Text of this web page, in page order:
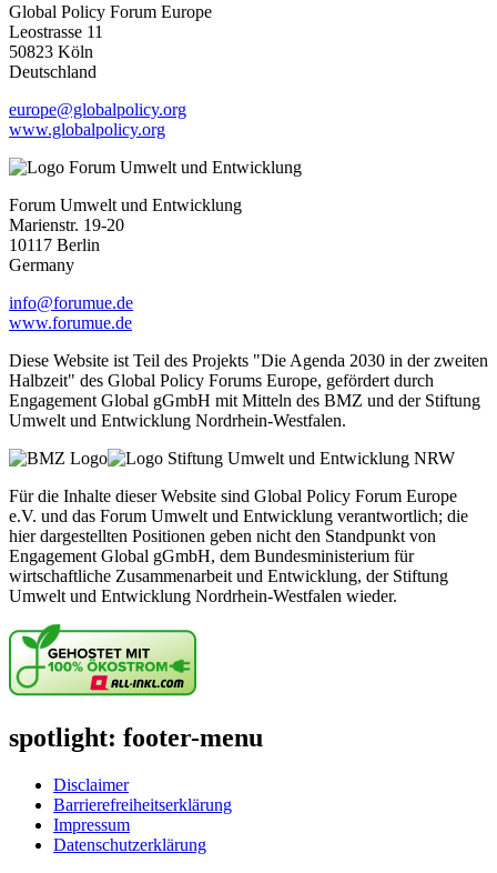
Global Policy Forum Europe
Leostrasse 11
50823 Köln
Deutschland
europe@globalpolicy.org
www.globalpolicy.org
Forum Umwelt und Entwicklung
Marienstr. 19-20
10117 Berlin
Germany
info@forumue.de
www.forumue.de
Diese Website ist Teil des Projekts "Die Agenda 2030 in der zweiten
Halbzeit" des Global Policy Forums Europe, gefördert durch
Engagement Global gGmbH mit Mitteln des BMZ und der Stiftung
Umwelt und Entwicklung Nordrhein-Westfalen.
Für die Inhalte dieser Website sind Global Policy Forum Europe
e.V. und das Forum Umwelt und Entwicklung verantwortlich; die
hier dargestellten Positionen geben nicht den Standpunkt von
Engagement Global gGmbH, dem Bundesministerium für
wirtschaftliche Zusammenarbeit und Entwicklung, der Stiftung
Umwelt und Entwicklung Nordrhein-Westfalen wieder.
spotlight: footer-menu
Disclaimer
Barrierefreiheitserklärung
Impressum
Datenschutzerklärung